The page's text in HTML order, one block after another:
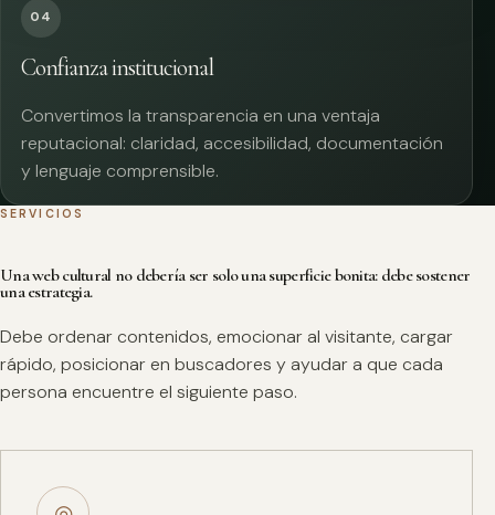
04
Confianza institucional
Convertimos la transparencia en una ventaja
reputacional: claridad, accesibilidad, documentación
y lenguaje comprensible.
SERVICIOS
Una web cultural no debería ser solo una superficie bonita: debe sostener
una estrategia.
Debe ordenar contenidos, emocionar al visitante, cargar
rápido, posicionar en buscadores y ayudar a que cada
persona encuentre el siguiente paso.